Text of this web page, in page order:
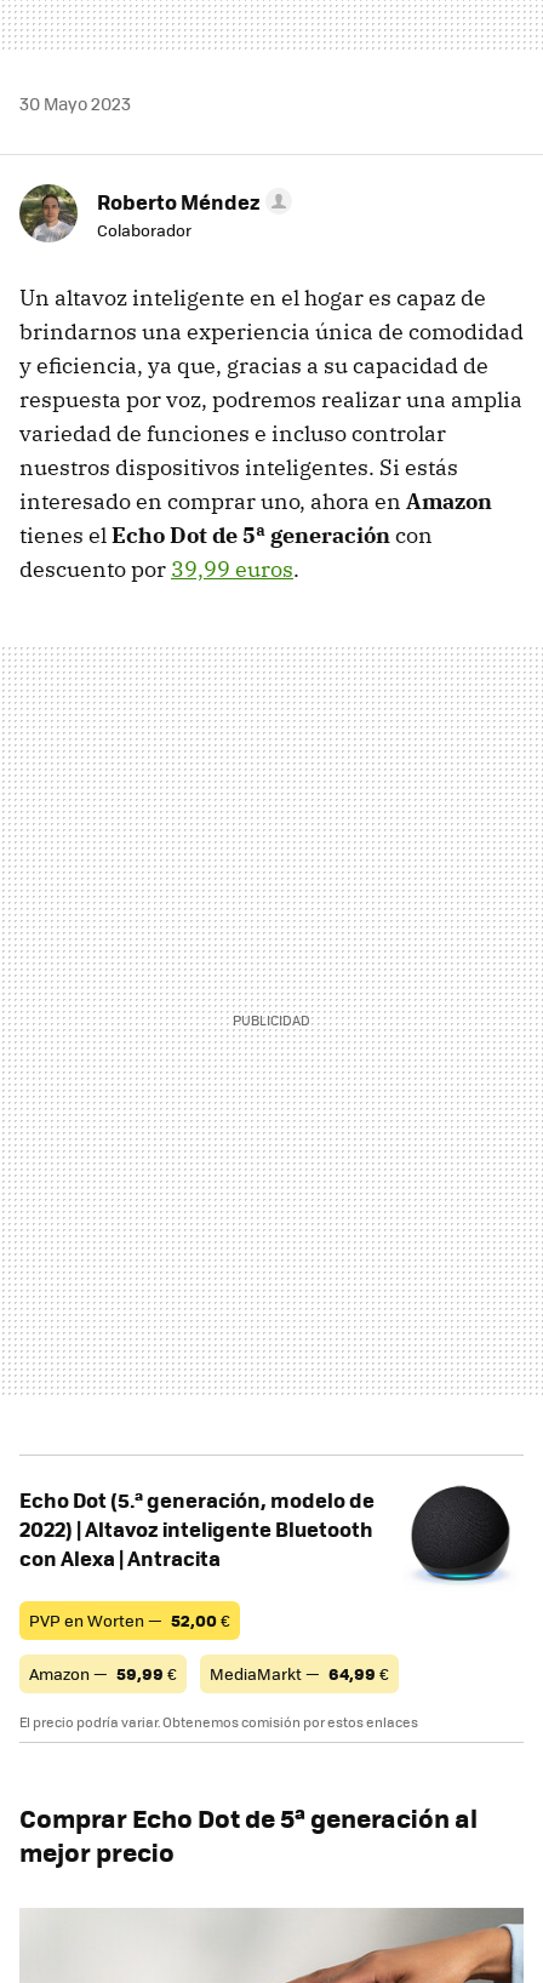
30 Mayo 2023
Roberto Méndez
Colaborador
Un altavoz inteligente en el hogar es capaz de
brindarnos una experiencia única de comodidad
y eficiencia, ya que, gracias a su capacidad de
respuesta por voz, podremos realizar una amplia
variedad de funciones e incluso controlar
nuestros dispositivos inteligentes. Si estás
interesado en comprar uno, ahora en Amazon
tienes elEcho Dot de 5ª generacióncon
descuento por 39,99 euros.
Echo Dot (5.ª generación, modelo de
2022) | Altavoz inteligente Bluetooth
con Alexa | Antracita
PVP en Worten — 52,00€
Amazon — 59,99 € MediaMarkt — 64,99 €
El precio podría variar. Obtenemos comisión por estos enlaces
Comprar Echo Dot de 5ª generación al
mejor precio